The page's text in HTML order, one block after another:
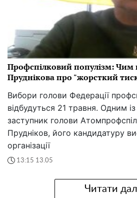
Профспілковий популізм: Чим
Пруднікова про "жорсткий
Вибори голови Федерації
відбудуться 21 травня. Одним
заступник голови
Прудніков, його кандидатуру
організації
13:15 13.05
Читати